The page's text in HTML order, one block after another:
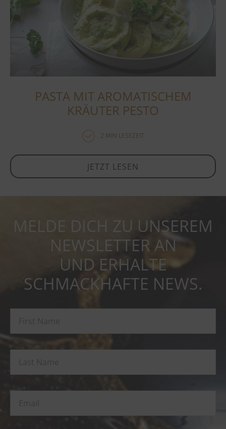
PASTA MIT AROMATISCHEM
KRÄUTER PESTO
2 MIN LESEZEIT
JETZT LESEN
MELDE DICH ZU UNSEREM
NEWSLETTER AN
UND ERHALTE
SCHMACKHAFTE NEWS.